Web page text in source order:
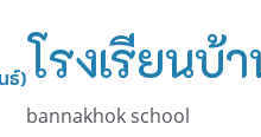
โรงเรียนบ้
bannakhok school